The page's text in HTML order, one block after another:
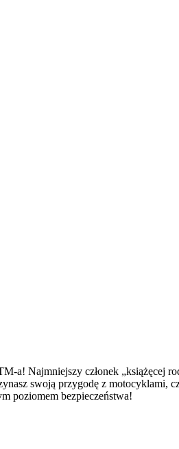
a! Najmniejszy członek
swoją przygodę z motocyklami,
poziomem bezpieczeństwa!